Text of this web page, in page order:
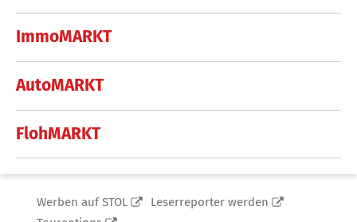
ImmoMARKT
AutoMARKT
FlohMARKT
Werben auf STOL
Leserreporter werden